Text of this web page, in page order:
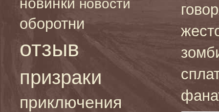
новости
оборотни
отзыв
призраки
приключения